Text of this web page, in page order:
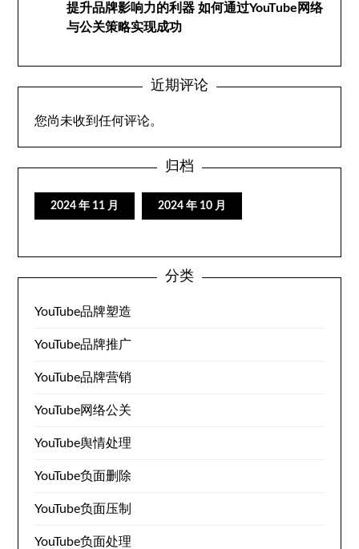
提升品牌影响力的利器 如何通过YouTube网络
与公关策略实现成功
近期评论
您尚未收到任何评论。
归档
2024 年 11 月 2024 年 10 月
分类
YouTube品牌塑造
YouTube品牌推广
YouTube品牌营销
YouTube网络公关
YouTube舆情处理
YouTube负面删除
YouTube负面压制
YouTube负面处理